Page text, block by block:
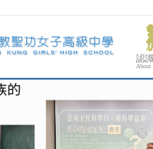
認
About